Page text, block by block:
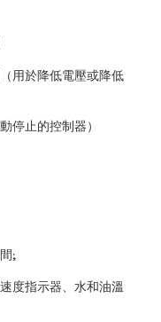
用於降低電壓或降低
停止的控制器）
;
度指示器、水和油溫